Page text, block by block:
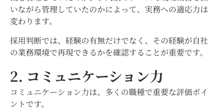
いながら管理していたのかによって、実務への適応力は
変わります。
採用判断では、経験の有無だけでなく、その経験が自社
の業務環境で再現できるかを確認することが重要です。
2. コミュニケーション力
コミュニケーション力は、多くの職種で重要な評価ポイ
ントです。